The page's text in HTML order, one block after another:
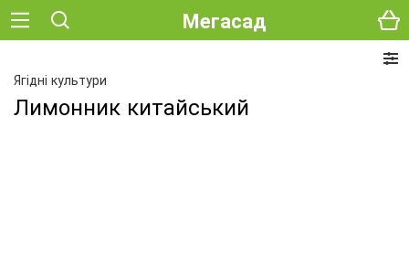
Мегасад
Ягідні культури
Лимонник китайський